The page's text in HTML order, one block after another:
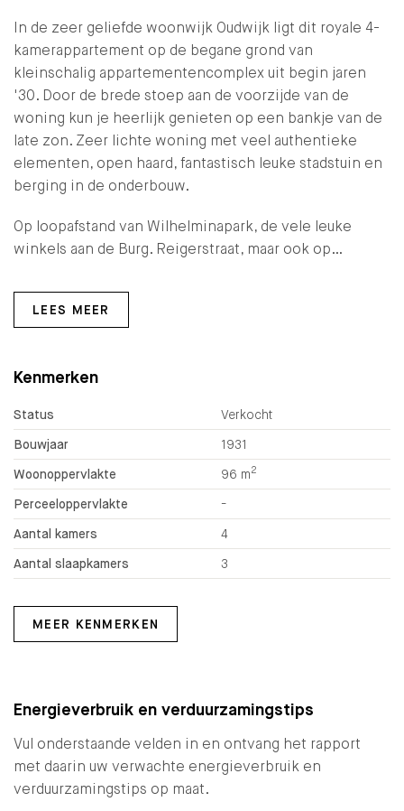
In de zeer geliefde woonwijk Oudwijk ligt dit royale 4-
kamerappartement op de begane grond van
kleinschalig appartementencomplex uit begin jaren
'30. Door de brede stoep aan de voorzijde van de
woning kun je heerlijk genieten op een bankje van de
late zon. Zeer lichte woning met veel authentieke
elementen, open haard, fantastisch leuke stadstuin en
berging in de onderbouw.
Op loopafstand van Wilhelminapark, de vele leuke
winkels aan de Burg. Reigerstraat, maar ook op…
LEES MEER
Kenmerken
Status
Verkocht
Bouwjaar
1931
Woonoppervlakte
96 m2
Perceeloppervlakte
-
Aantal kamers
4
Aantal slaapkamers
3
MEER KENMERKEN
Energieverbruik en verduurzamingstips
Vul onderstaande velden in en ontvang het rapport
met daarin uw verwachte energieverbruik en
verduurzamingstips op maat.